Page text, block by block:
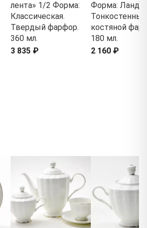
лента» 1/2 Форма:
Классическая.
Твердый фарфор.
360 мл.
3 835 ₽
Форма:
Тонкостенный
костяной
180 мл.
2 160 ₽